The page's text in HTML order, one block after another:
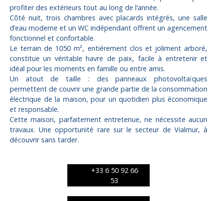
profiter des extérieurs tout au long de l’année.
Côté nuit, trois chambres avec placards intégrés, une salle
d’eau moderne et un WC indépendant offrent un agencement
fonctionnel et confortable.
Le terrain de 1050 m², entièrement clos et joliment arboré,
constitue un véritable havre de paix, facile à entretenir et
idéal pour les moments en famille ou entre amis.
Un atout de taille : des panneaux photovoltaïques
permettent de couvrir une grande partie de la consommation
électrique de la maison, pour un quotidien plus économique
et responsable.
Cette maison, parfaitement entretenue, ne nécessite aucun
travaux. Une opportunité rare sur le secteur de Vialmur, à
découvrir sans tarder.
+33 6 50 92 66
53